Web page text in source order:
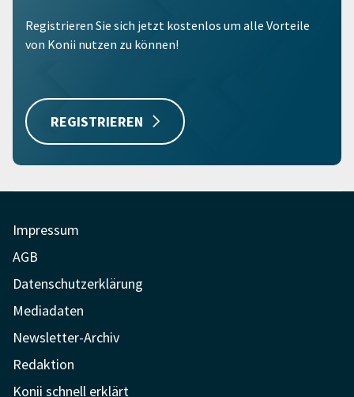
Registrieren Sie sich jetzt kostenlos um alle Vorteile
von Konii nutzen zu können!
REGISTRIEREN
Impressum
AGB
Datenschutzerklärung
Mediadaten
Newsletter-Archiv
Redaktion
Konii schnell erklärt